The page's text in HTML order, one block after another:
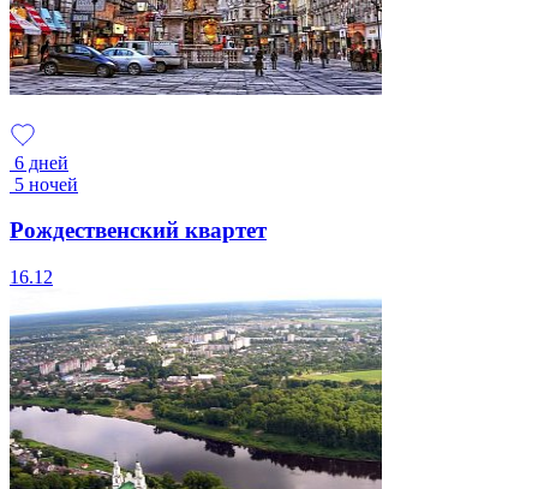
6 дней
5 ночей
Рождественский квартет
16.12